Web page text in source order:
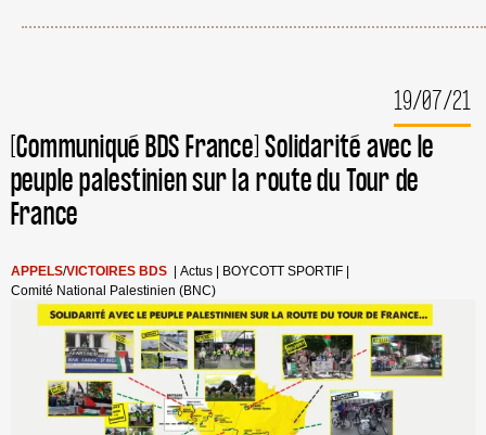
19/07/21
[Communiqué BDS France] Solidarité avec le
peuple palestinien sur la route du Tour de
France
APPELS/VICTOIRES BDS Actus| BOYCOTT SPORTIF|
Comité National Palestinien (BNC)